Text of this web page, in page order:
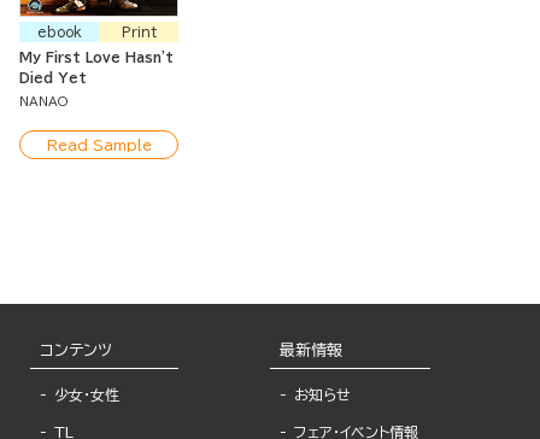
ebook
Print
My First Love Hasn't
Died Yet
NANAO
Read Sample
コンテンツ
少女・女性
TL
最新情報
お知らせ
フェア・イベント情報